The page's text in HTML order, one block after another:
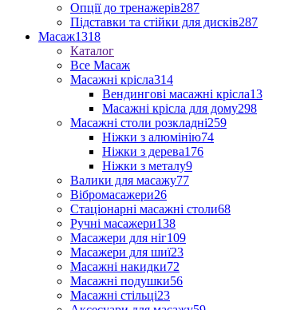
Опції до тренажерів287
Підставки та стійки для дисків287
Масаж1318
Каталог
Все Масаж
Масажні крісла314
Вендингові масажні крісла13
Масажні крісла для дому298
Масажні столи розкладні259
Ніжки з алюмінію74
Ніжки з дерева176
Ніжки з металу9
Валики для масажу77
Вібромасажери26
Стаціонарні масажні столи68
Ручні масажери138
Масажери для ніг109
Масажери для шиї23
Масажні накидки72
Масажні подушки56
Масажні стільці23